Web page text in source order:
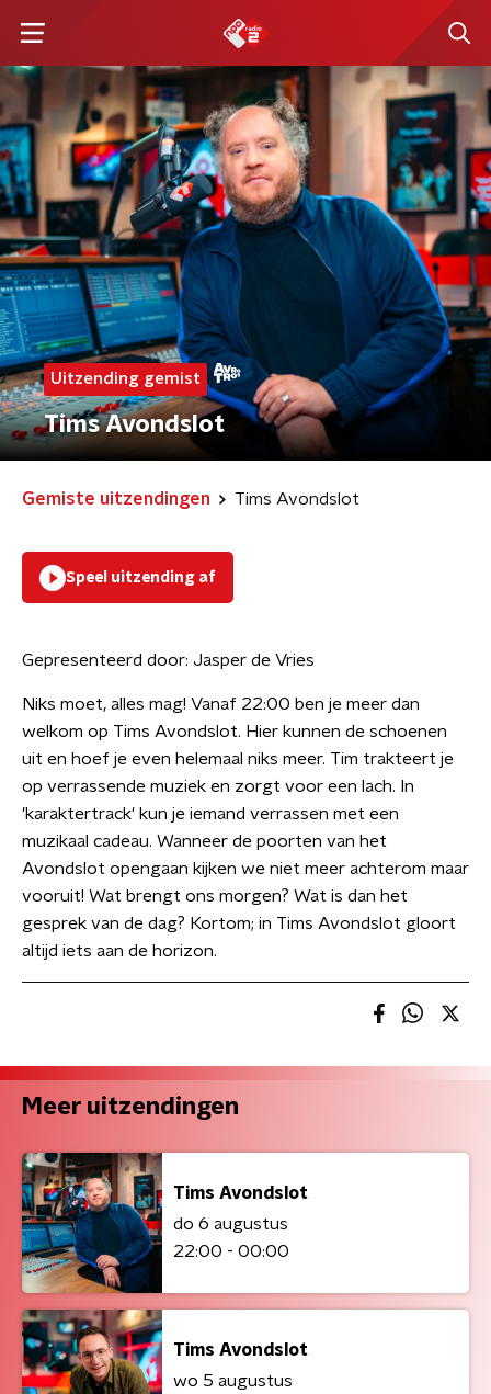
Uitzending gemist
Tims Avondslot
Gemiste uitzendingen Tims Avondslot
Speel uitzending af
Gepresenteerd door: Jasper de Vries
Niks moet, alles mag! Vanaf 22:00 ben je meer dan
welkom op Tims Avondslot. Hier kunnen de schoenen
uit en hoef je even helemaal niks meer. Tim trakteert je
op verrassende muziek en zorgt voor een lach. In
'karaktertrack' kun je iemand verrassen met een
muzikaal cadeau. Wanneer de poorten van het
Avondslot opengaan kijken we niet meer achterom maar
vooruit! Wat brengt ons morgen? Wat is dan het
gesprek van de dag? Kortom; in Tims Avondslot gloort
altijd iets aan de horizon.
Meer uitzendingen
Tims Avondslot
do 6 augustus
22:00 - 00:00
Tims Avondslot
wo 5 augustus